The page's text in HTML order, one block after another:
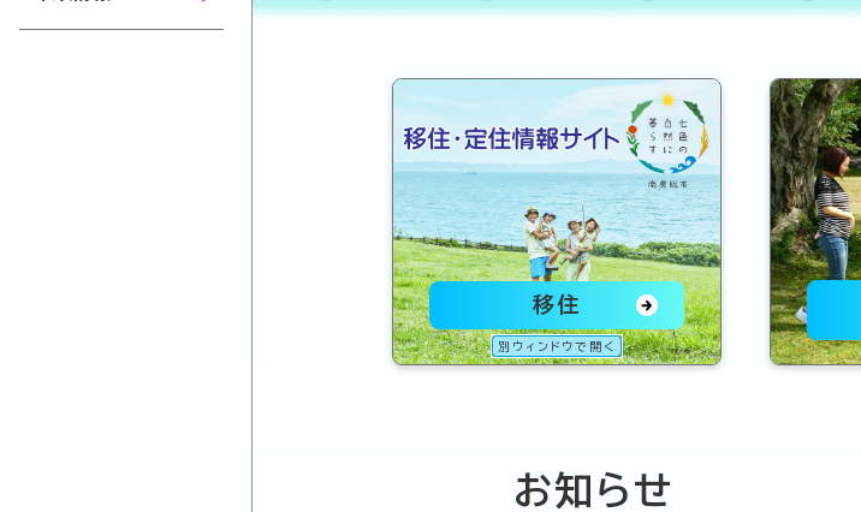
特設ページ
移住
別ウィンドウで開く
お知らせ